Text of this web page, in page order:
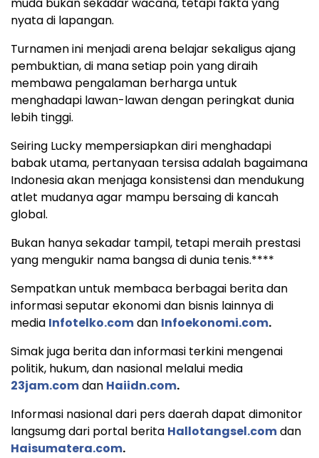
nyata di lapangan.
Turnamen ini menjadi arena belajar sekaligus ajang
pembuktian, di mana setiap poin yang diraih
membawa pengalaman berharga untuk
menghadapi lawan-lawan dengan peringkat dunia
lebih tinggi.
Seiring Lucky mempersiapkan diri menghadapi
babak utama, pertanyaan tersisa adalah bagaimana
Indonesia akan menjaga konsistensi dan mendukung
atlet mudanya agar mampu bersaing di kancah
global.
Bukan hanya sekadar tampil, tetapi meraih prestasi
yang mengukir nama bangsa di dunia tenis.****
Sempatkan untuk membaca berbagai berita dan
informasi seputar ekonomi dan bisnis lainnya di
media Infotelko.comdan Infoekonomi.com.
Simak juga berita dan informasi terkini mengenai
politik, hukum, dan nasional melalui media
23jam.comdan Haiidn.com.
Informasi nasional dari pers daerah dapat dimonitor
langsumg dari portal berita Hallotangsel.comdan
Haisumatera.com.